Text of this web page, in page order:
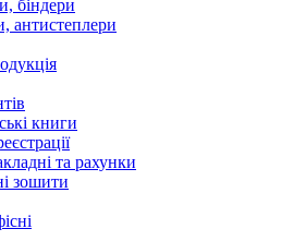
біндери
антистеплери
книги
та рахунки
зошити